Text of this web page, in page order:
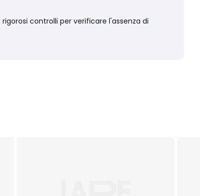
controlli per verificare l'assenza di